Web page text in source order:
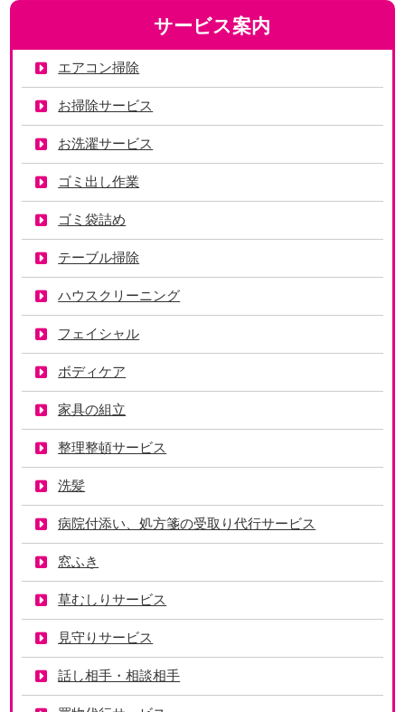
サービス案内
エアコン掃除
お掃除サービス
お洗濯サービス
ゴミ出し作業
ゴミ袋詰め
テーブル掃除
ハウスクリーニング
フェイシャル
ボディケア
家具の組立
整理整頓サービス
洗髪
病院付添い、処方箋の受取り代行サービス
窓ふき
草むしりサービス
見守りサービス
話し相手・相談相手